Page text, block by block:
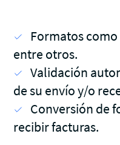
Formatos como
entre otros.
Validación
de su envío y/o
Conversión de
recibir facturas.